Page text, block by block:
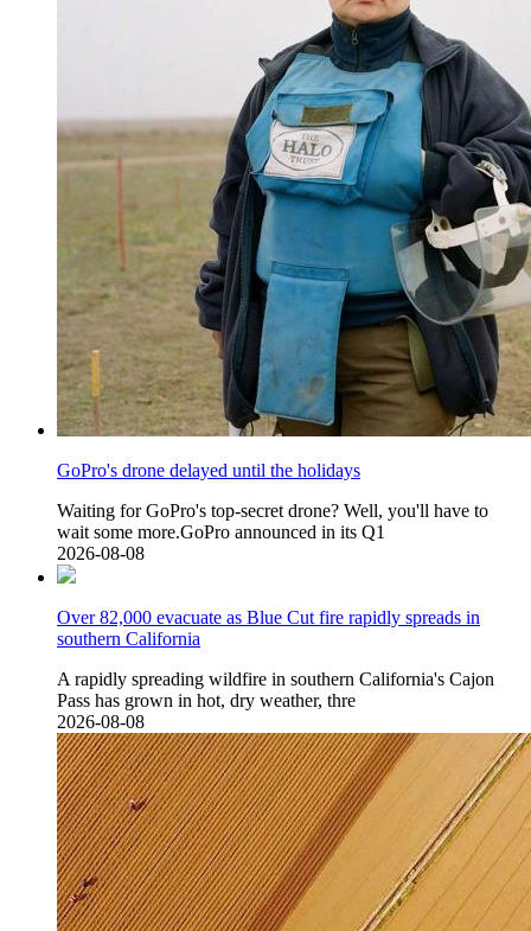
GoPro's drone delayed until the holidays
Waiting for GoPro's top-secret drone? Well, you'll have to
wait some more.GoPro announced in its Q1
2026-08-08
Over 82,000 evacuate as Blue Cut fire rapidly spreads in
southern California
A rapidly spreading wildfire in southern California's Cajon
Pass has grown in hot, dry weather, thre
2026-08-08